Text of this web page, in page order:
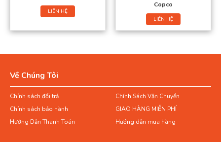
LIÊN HỆ
Copco
LIÊN HỆ
Về Chúng Tôi
Chính sách đổi trả
Chính Sách Vận Chuyển
Chính sách bảo hành
GIAO HÀNG MIỄN PHÍ
Hướng Dẫn Thanh Toán
Hướng dẫn mua hàng